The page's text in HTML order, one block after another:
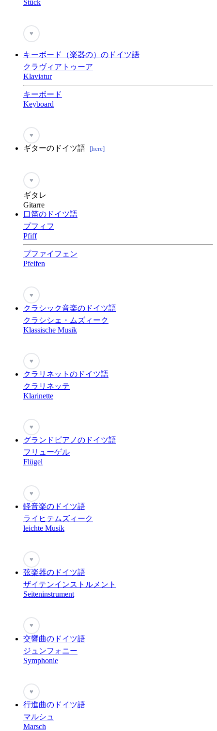
Stück
♥
キーボード（楽器の）のドイツ語
クラヴィアトゥーア
Klaviatur
キーボード
Keyboard
♥
ギターのドイツ語 [here]
♥
ギタレ
Gitarre
口笛のドイツ語
プフィフ
Pfiff
プファイフェン
Pfeifen
♥
クラシック音楽のドイツ語
クラシシェ・ムズィーク
Klassische Musik
♥
クラリネットのドイツ語
クラリネッテ
Klarinette
♥
グランドピアノのドイツ語
フリューゲル
Flügel
♥
軽音楽のドイツ語
ライヒテムズィーク
leichte Musik
♥
弦楽器のドイツ語
ザイテンインストルメント
Seiteninstrument
♥
交響曲のドイツ語
ジュンフォニー
Symphonie
♥
行進曲のドイツ語
マルシュ
Marsch